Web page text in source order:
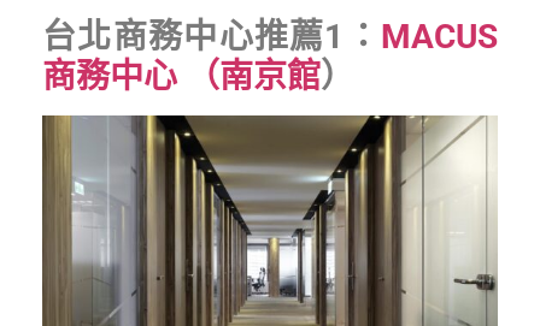
台北商務中心推薦1： MACUS
商務中心 （南京館）